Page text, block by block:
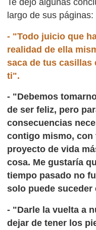
largo de sus páginas:
- "Todo juicio que
realidad de ella
saca de tus casillas
ti".
- "Debemos
de ser feliz, pero
consecuencias
contigo mismo, con
proyecto de vida
cosa. Me gustaría
tiempo pasado no
solo puede suceder
- "Darle la vuelta a
dejar de tener los